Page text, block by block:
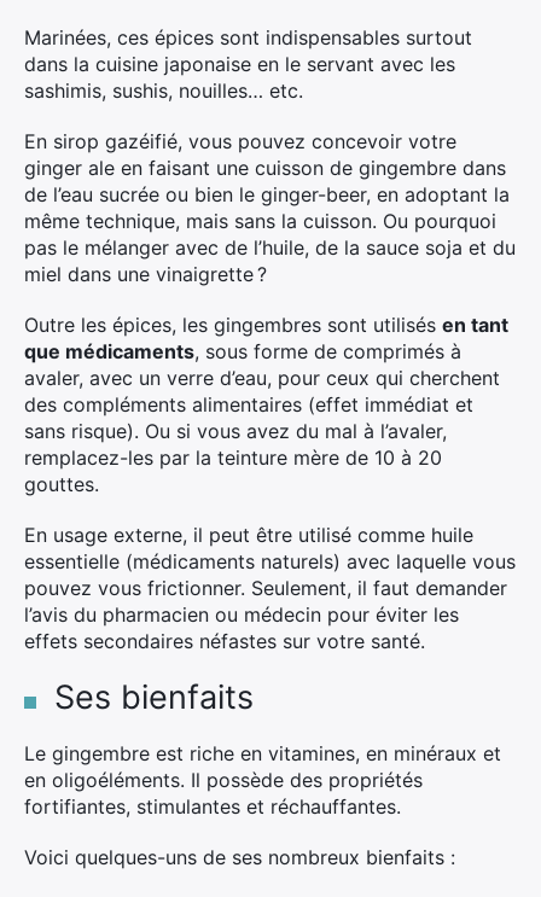
Marinées, ces épices sont indispensables surtout
dans la cuisine japonaise en le servant avec les
sashimis, sushis, nouilles… etc.
En sirop gazéifié, vous pouvez concevoir votre
ginger ale en faisant une cuisson de gingembre dans
de l’eau sucrée ou bien le ginger-beer, en adoptant la
même technique, mais sans la cuisson. Ou pourquoi
pas le mélanger avec de l’huile, de la sauce soja et du
miel dans une vinaigrette ?
Outre les épices, les gingembres sont utilisés en tant
que médicaments, sous forme de comprimés à
avaler, avec un verre d’eau, pour ceux qui cherchent
des compléments alimentaires (effet immédiat et
sans risque). Ou si vous avez du mal à l’avaler,
remplacez-les par la teinture mère de 10 à 20
gouttes.
En usage externe, il peut être utilisé comme huile
essentielle (médicaments naturels) avec laquelle vous
pouvez vous frictionner. Seulement, il faut demander
l’avis du pharmacien ou médecin pour éviter les
effets secondaires néfastes sur votre santé.
Ses bienfaits
Le gingembre est riche en vitamines, en minéraux et
en oligoéléments. Il possède des propriétés
fortifiantes, stimulantes et réchauffantes.
Voici quelques-uns de ses nombreux bienfaits :